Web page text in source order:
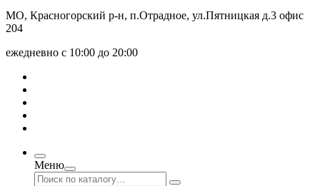
МО, Красногорский р-н, п.Отрадное, ул.Пятницкая д.3 офис
204
ежедневно с 10:00 до 20:00
Меню